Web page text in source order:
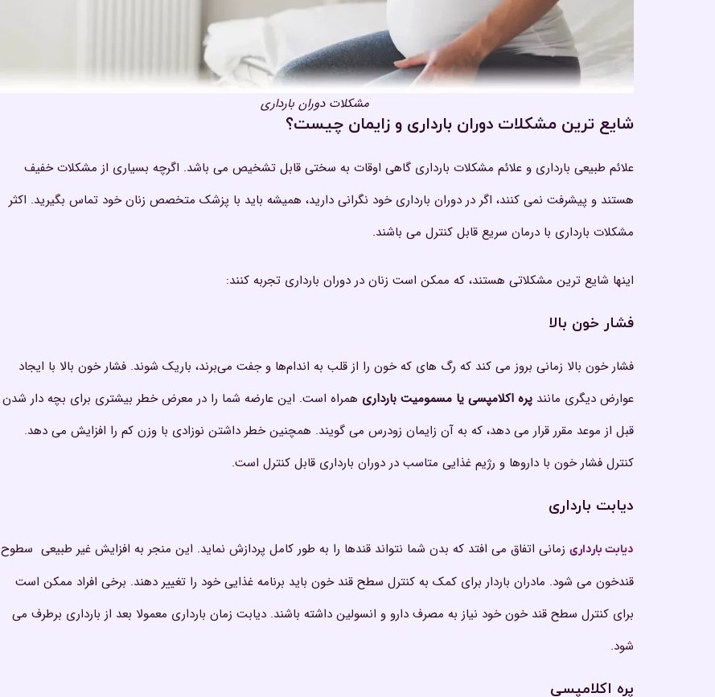
مشکلات دوران بارداری
شایع ترین مشکلات دوران بارداری و زایمان چیست؟
علائم طبیعی بارداری و علائم مشکلات بارداری گاهی اوقات به سختی قابل تشخیص می باشد. اگرچه بسیاری از مشکلات خفیف
هستند و پیشرفت نمی کنند، اگر در دوران بارداری خود نگرانی دارید، همیشه باید با پزشک متخصص زنان خود تماس بگیرید. اکثر
مشکلات بارداری با درمان سریع قابل کنترل می باشند.
اینها شایع ترین مشکلاتی هستند، که ممکن است زنان در دوران بارداری تجربه کنند:
فشار خون بالا
فشار خون بالا زمانی بروز می کند که رگ های که خون را از قلب به اندام‌ها و جفت می‌برند، باریک شوند. فشار خون بالا با ایجاد
عوارض دیگری مانند پره اکلامپسی یا مسمومیت بارداری همراه است. این عارضه شما را در معرض خطر بیشتری برای بچه دار شدن
قبل از موعد مقرر قرار می دهد، که به آن زایمان زودرس می گویند. همچنین خطر داشتن نوزادی با وزن کم را افزایش می دهد.
کنترل فشار خون با داروها و رژیم غذایی متاسب در دوران بارداری قابل کنترل است.
دیابت بارداری
دیابت بارداری زمانی اتفاق می افتد که بدن شما نتواند قندها را به طور کامل پردازش نماید. این منجر به افزایش غیر طبیعی سطوح
قندخون می شود. مادران باردار برای کمک به کنترل سطح قند خون باید برنامه غذایی خود را تغییر دهند. برخی افراد ممکن است
برای کنترل سطح قند خون خود نیاز به مصرف دارو و انسولین داشته باشند. دیابت زمان بارداری معمولا بعد از بارداری برطرف می
شود.
پره اکلامپسی